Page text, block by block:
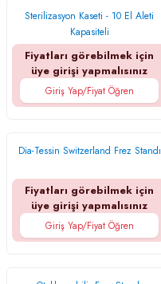
Sterilizasyon Kaseti - 10 El Aleti
Kapasiteli
Fiyatları görebilmek için
üye girişi yapmalısınız
Giriş Yap/Fiyat Öğren
Dia-Tessin Switzerland Frez Standı
Fiyatları görebilmek için
üye girişi yapmalısınız
Giriş Yap/Fiyat Öğren